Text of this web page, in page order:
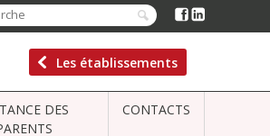
Les établissements
DES
CONTACTS